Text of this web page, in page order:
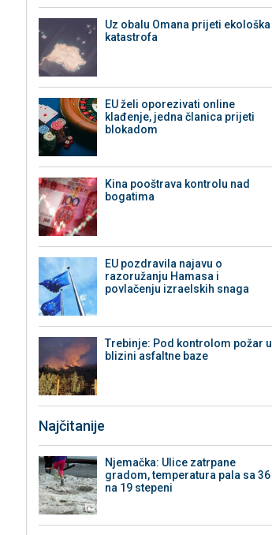
Uz obalu Omana prijeti ekološka
katastrofa
EU želi oporezivati online
klađenje, jedna članica prijeti
blokadom
Kina pooštrava kontrolu nad
bogatima
EU pozdravila najavu o
razoružanju Hamasa i
povlačenju izraelskih snaga
Trebinje: Pod kontrolom požar u
blizini asfaltne baze
Najčitanije
Njemačka: Ulice zatrpane
gradom, temperatura pala sa 36
na 19 stepeni